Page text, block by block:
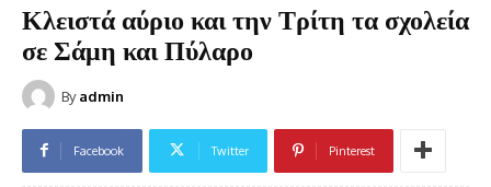
Κλειστά αύριο και την Τρίτη τα σχολεία
σε Σάμη και Πύλαρο
By admin
Facebook Twitter Pinterest